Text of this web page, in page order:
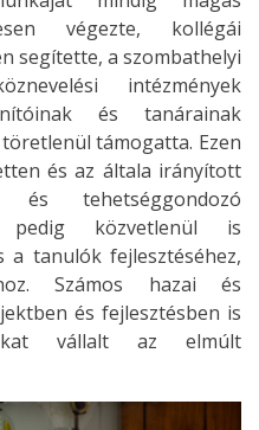
végezte, kollégái
segítette, a szombathelyi
intézmények
és tanárainak
támogatta. Ezen
és az általa irányított
és tehetséggondozó
pedig közvetlenül is
a tanulók fejlesztéséhez,
Számos hazai és
és fejlesztésben is
vállalt az elmúlt